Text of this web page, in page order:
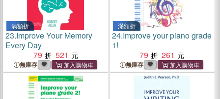
滿額折
23.Improve Your Memory
Every Day
79
521
無庫存
滿額折
24.Improve your piano grade
1!
79
261
無庫存